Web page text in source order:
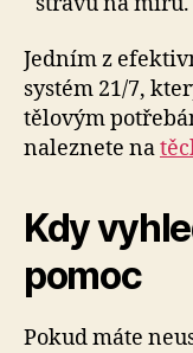
Jedním z
systém 21/7,
tělovým
naleznete na
Kdy
pomoc
Pokud máte